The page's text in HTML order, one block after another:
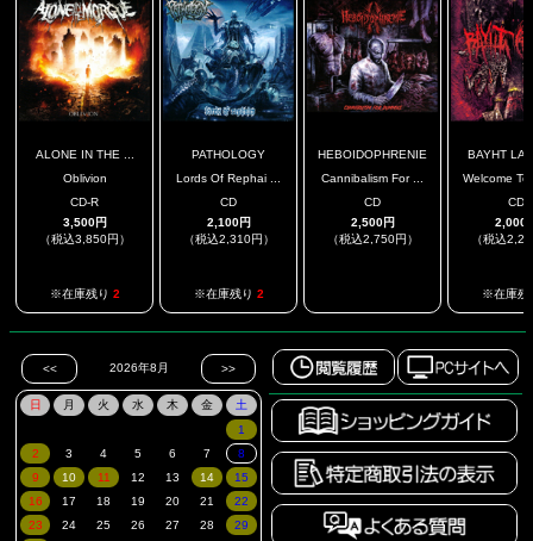
ALONE IN THE ...
Oblivion
CD-R
3,500円
（税込3,850円）
※在庫残り 2
PATHOLOGY
Lords Of Rephai ...
CD
2,100円
（税込2,310円）
※在庫残り 2
HEBOIDOPHRENIE
Cannibalism For ...
CD
2,500円
（税込2,750円）
BAYHT
Welcome To
CD
2,000
（税込
※在庫残